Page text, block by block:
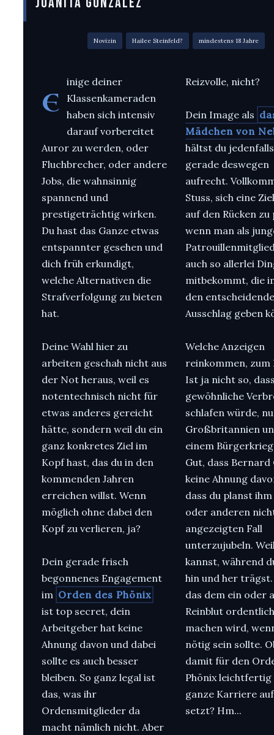
Novizin Hailee Steinfeld? mindestens 18 Jahre
E
inige deiner
Klassenkameraden
haben sich intensiv
darauf vorbereitet
Auror zu werden, oder
Fluchbrecher, oder andere
Jobs, die wahnsinnig
spannend und
prestigeträchtig wirken.
Du hast das Ganze etwas
entspannter gesehen und
dich früh erkundigt,
welche Alternativen die
Strafverfolgung zu bieten
hat.
Deine Wahl hier zu
arbeiten geschah nicht aus
der Not heraus, weil es
notentechnisch nicht für
etwas anderes gereicht
hätte, sondern weil du ein
ganz konkretes Ziel im
Kopf hast, das du in den
kommenden Jahren
erreichen willst. Wenn
möglich ohne dabei den
Kopf zu verlieren, ja?
Dein gerade frisch
begonnenes Engagement
im Orden des Phönix
ist top secret, dein
Arbeitgeber hat keine
Ahnung davon und dabei
sollte es auch besser
bleiben. So ganz legal ist
das, was ihr
Ordensmitglieder da
macht nämlich nicht. Aber
Reizvolle, nicht?
Dein Image als
Mädchen von
hältst du
gerade deswegen
aufrecht.
Stuss, sich eine
auf den Rücken zu
wenn man als
auch so allerlei
mitbekommt, die
den
Ausschlag geben
Welche Anzeigen
reinkommen, zum
Ist ja nicht so,
gewöhnliche
schlafen würde,
Großbritannien
einem
Gut, dass Bernard
keine Ahnung
dass du planst
oder anderen
angezeigten Fall
unterzujubeln.
kannst, während
hin und her trägst.
das dem ein oder
Reinblut
machen wird,
nötig sein sollte.
damit für den
Phönix leichtfertig
ganze Karriere
setzt? Hm...